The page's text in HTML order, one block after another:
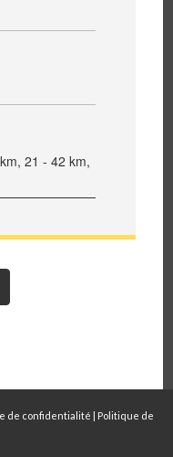
21 - 42 km,
de confidentialité | Politique de